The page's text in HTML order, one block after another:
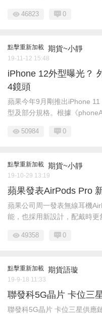
46823 0
點擊重新加載 期貨~小靜
19-11-12 15:48
iPhone 12外型曝光？
4鏡頭
蘋果今年9月剛推出iPhone
型及部分規格。根據《
50984 0
點擊重新加載 期貨~小靜
19-10-29 13:19
蘋果發表AirPods Pro
蘋果公司周一發表無線耳機
能，也採用新設計，配戴時更
49358 0
點擊重新加載 期貨語璇
19-9-18 11:33
聯發科5G晶片 卡位三
聯發科5G晶片 卡位三星供應